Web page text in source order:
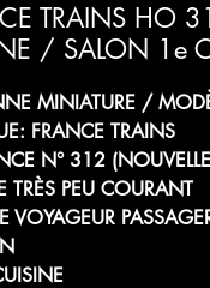
TRAINS HO
/ SALON 1e
MINIATURE /
FRANCE TRAINS
N° 312
TRÈS PEU COURANT
VOYAGEUR